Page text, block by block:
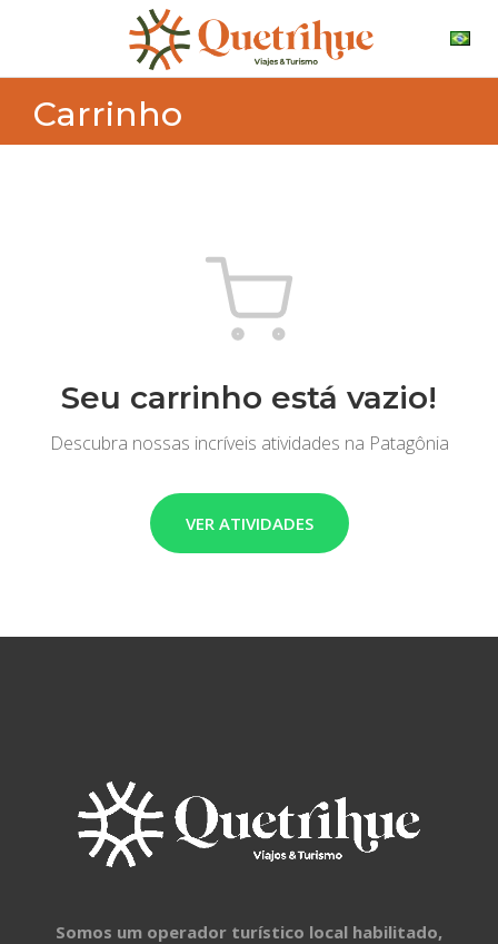
Carrinho
Seu carrinho está vazio!
Descubra nossas incríveis atividades na Patagônia
VER ATIVIDADES
Somos um operador turístico local habilitado,